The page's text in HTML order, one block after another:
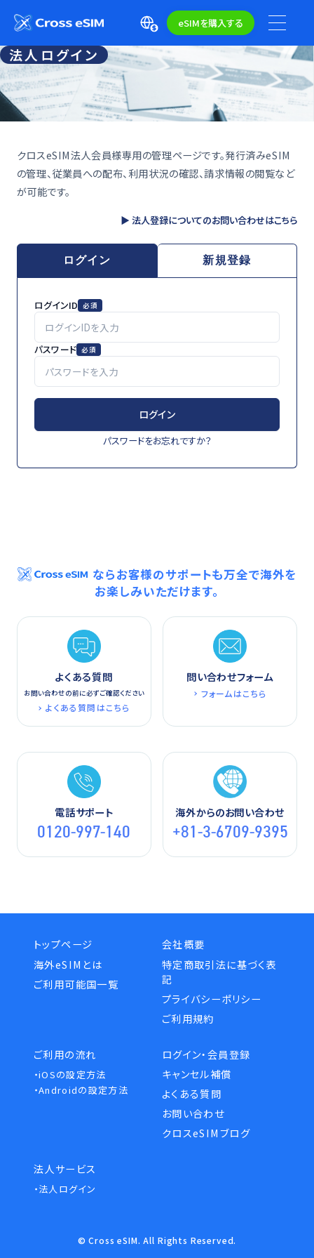
eSIMを購入する
法人ログイン
クロスeSIM法人会員様専用の管理ページです。発行済みeSIM
の管理、従業員への配布、利用状況の確認、請求情報の閲覧など
が可能です。
▶ 法人登録についてのお問い合わせはこちら
ログイン 新規登録
ログインID 必須
パスワード 必須
ログイン
パスワードをお忘れですか？
ならお客様のサポートも万全で海外を
お楽しみいただけます。
よくある質問
お問い合わせの前に必ずご確認ください
よくある質問はこちら
問い合わせフォーム
フォームはこちら
電話サポート
0120-997-140
海外からのお問い合わせ
+81-3-6709-9395
トップページ
海外eSIMとは
ご利用可能国一覧
ご利用の流れ
・iOSの設定方法
・Androidの設定方法
法人サービス
・法人ログイン
会社概要
特定商取引法に基づく表
記
プライバシーポリシー
ご利用規約
ログイン・会員登録
キャンセル補償
よくある質問
お問い合わせ
クロスeSIMブログ
© Cross eSIM. All Rights Reserved.